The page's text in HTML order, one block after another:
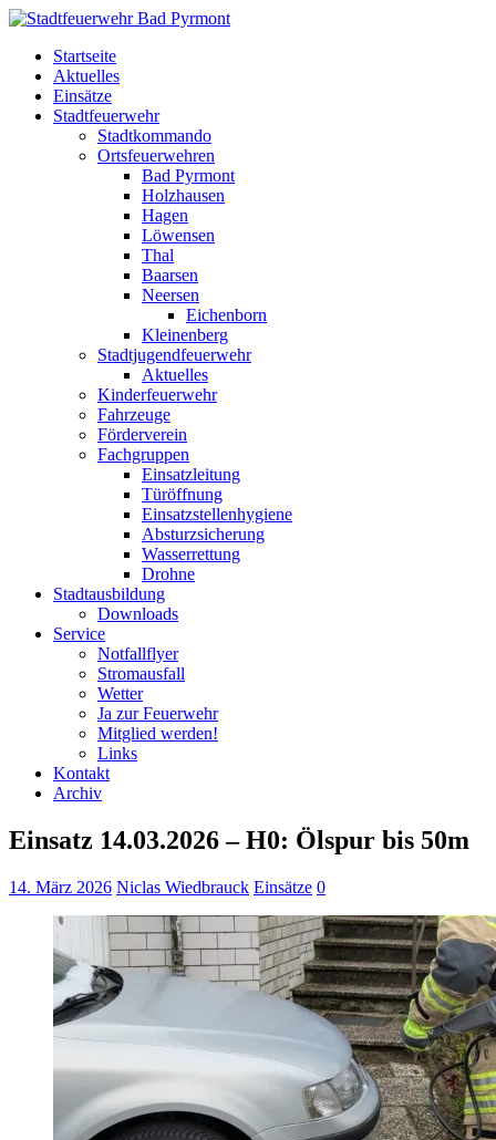
Startseite
Aktuelles
Einsätze
Stadtfeuerwehr
Stadtkommando
Ortsfeuerwehren
Bad Pyrmont
Holzhausen
Hagen
Löwensen
Thal
Baarsen
Neersen
Eichenborn
Kleinenberg
Stadtjugendfeuerwehr
Aktuelles
Kinderfeuerwehr
Fahrzeuge
Förderverein
Fachgruppen
Einsatzleitung
Türöffnung
Einsatzstellenhygiene
Absturzsicherung
Wasserrettung
Drohne
Stadtausbildung
Downloads
Service
Notfallflyer
Stromausfall
Wetter
Ja zur Feuerwehr
Mitglied werden!
Links
Kontakt
Archiv
Einsatz 14.03.2026 – H0: Ölspur bis 50m
14. März 2026 Niclas Wiedbrauck Einsätze 0